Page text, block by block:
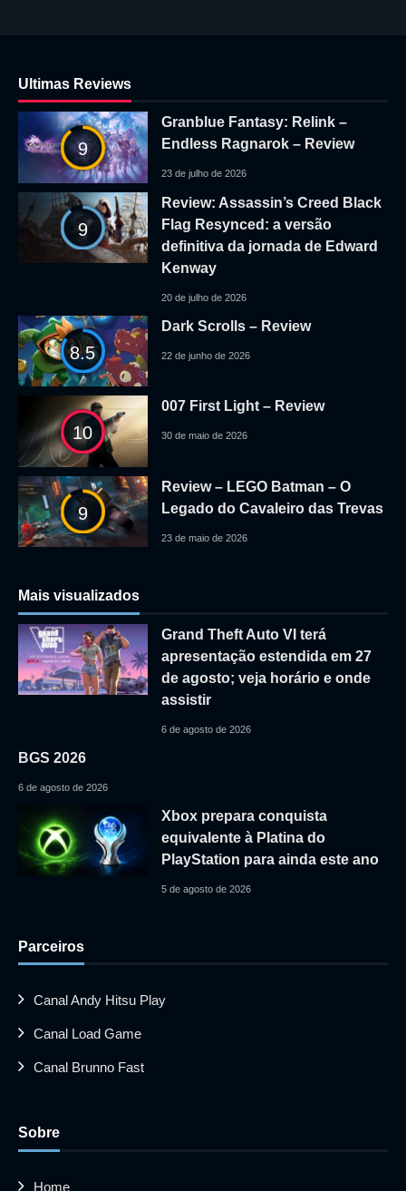
Ultimas Reviews
9
Granblue Fantasy: Relink –
Endless Ragnarok – Review
23 de julho de 2026
9
Review: Assassin’s Creed Black
Flag Resynced: a versão
definitiva da jornada de Edward
Kenway
20 de julho de 2026
8.5
Dark Scrolls – Review
22 de junho de 2026
10
007 First Light – Review
30 de maio de 2026
9
Review – LEGO Batman – O
Legado do Cavaleiro das Trevas
23 de maio de 2026
Mais visualizados
Grand Theft Auto VI terá
apresentação estendida em 27
de agosto; veja horário e onde
assistir
6 de agosto de 2026
BGS 2026
6 de agosto de 2026
Xbox prepara conquista
equivalente à Platina do
PlayStation para ainda este ano
5 de agosto de 2026
Parceiros
Canal Andy Hitsu Play
Canal Load Game
Canal Brunno Fast
Sobre
Home